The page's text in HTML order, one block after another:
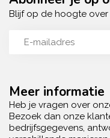
Meer informatie
Heb je vragen over
Bezoek dan onze
bedrijfsgegevens,
Blijf op de hoogte